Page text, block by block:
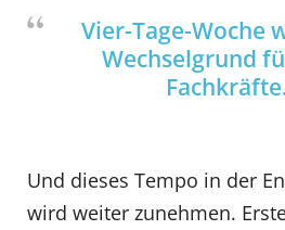
Vier-Tage-Woche
Wechselgrund
Und dieses Tempo in der
wird weiter zunehmen.